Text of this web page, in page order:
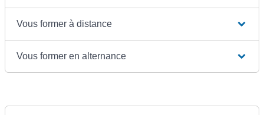
Vous former à distance
Vous former en alternance